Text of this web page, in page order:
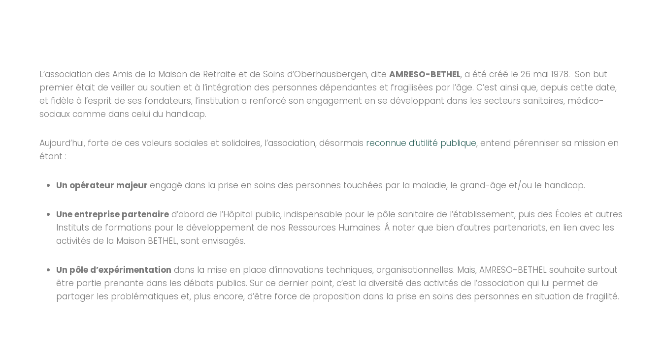
L’association des Amis de la Maison de Retraite et de Soins d’Oberhausbergen, dite AMRESO-BETHEL, a été créé le 26 mai 1978. Son but
premier était de veiller au soutien et à l’intégration des personnes dépendantes et fragilisées par l’âge. C’est ainsi que, depuis cette date,
et fidèle à l’esprit de ses fondateurs, l’institution a renforcé son engagement en se développant dans les secteurs sanitaires, médico-
sociaux comme dans celui du handicap.
Aujourd’hui, forte de ces valeurs sociales et solidaires, l’association, désormais reconnue d’utilité publique, entend pérenniser sa mission en
étant :
Un opérateur majeur engagé dans la prise en soins des personnes touchées par la maladie, le grand-âge et/ou le handicap.
Une entreprise partenaire d’abord de l’Hôpital public, indispensable pour le pôle sanitaire de l’établissement, puis des Écoles et autres
Instituts de formations pour le développement de nos Ressources Humaines. Á noter que bien d’autres partenariats, en lien avec les
activités de la Maison BETHEL, sont envisagés.
Un pôle d’expérimentation dans la mise en place d’innovations techniques, organisationnelles. Mais, AMRESO-BETHEL souhaite surtout
être partie prenante dans les débats publics. Sur ce dernier point, c’est la diversité des activités de l’association qui lui permet de
partager les problématiques et, plus encore, d’être force de proposition dans la prise en soins des personnes en situation de fragilité.